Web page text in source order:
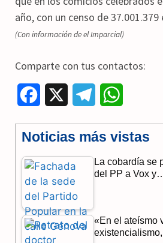
año, con un censo de
(Con información de el Imparcial)
Comparte con tus contactos:
c
e
b
o
o
l
e
a
a
t
p
Noticias más vistas
La cobardía se
del PP a Vox
«En el ateísmo